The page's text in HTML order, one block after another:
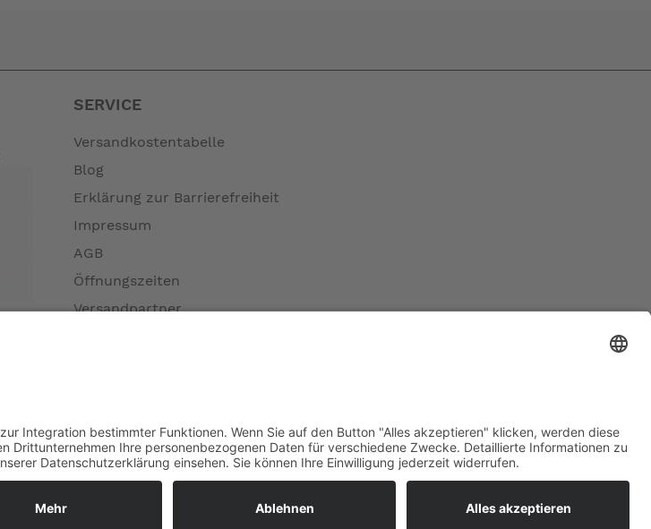
SERVICE
Versandkostentabelle
Blog
Erklärung zur Barrierefreiheit
Impressum
AGB
Öffnungszeiten
Versandpartner
Widerrufsrecht MS
Widerrufsrecht bei Reparatur
Widerrufsrecht bei Dienstleistungen